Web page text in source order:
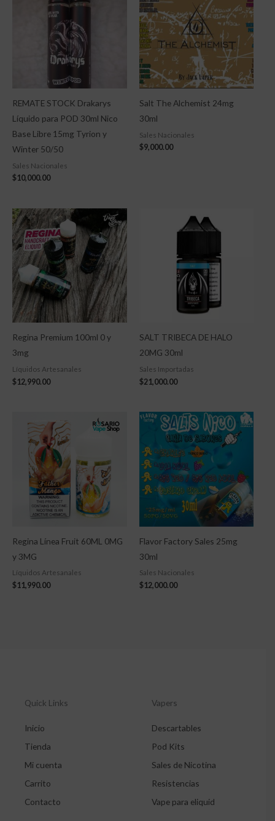
REMATE STOCK Drakarys
Líquido para POD 30ml Nico
Base Libre 15mg Tyrion y
Winter 50/50
Sales Nacionales
$10,000.00
Salt The Alchemist 24mg
30ml
Sales Nacionales
$9,000.00
Regina Premium 100ml 0 y
3mg
Líquidos Artesanales
$12,990.00
SALT TRIBECA DE HALO
20MG 30ml
Sales Importadas
$21,000.00
Regina Línea Fruit 60ML 0MG
y 3MG
Líquidos Artesanales
$11,990.00
Flavor Factory Sales 25mg
30ml
Sales Nacionales
$12,000.00
Quick Links
Inicio
Tienda
Mi cuenta
Carrito
Contacto
Vapers
Descartables
Pod Kits
Sales de Nicotina
Resistencias
Vape para eliquid